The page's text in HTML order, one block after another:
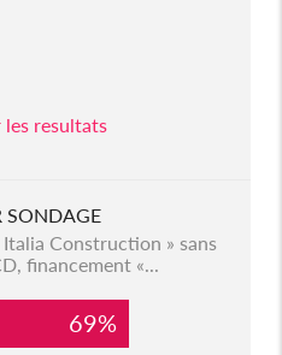
les resultats
SONDAGE
Construction » sans
financement «...
69%